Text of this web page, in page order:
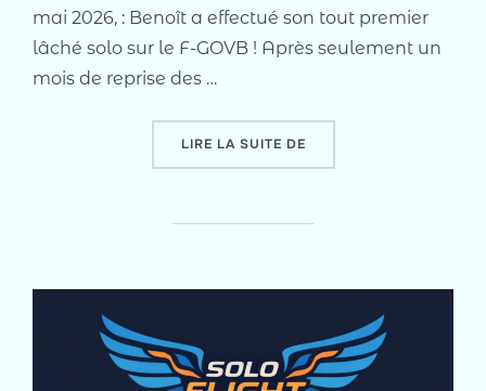
mai 2026, : Benoît a effectué son tout premier
lâché solo sur le F-GOVB ! Après seulement un
mois de reprise des …
LIRE LA SUITE DE« DEUX TOURS DE